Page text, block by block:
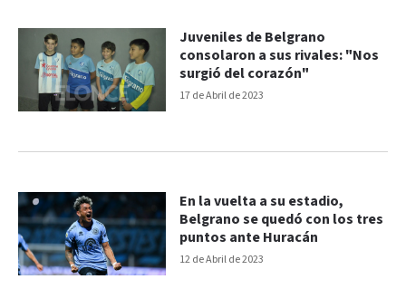
17 de Abril de 2023
Juveniles de Belgrano
consolaron a sus rivales: "Nos
surgió del corazón"
12 de Abril de 2023
En la vuelta a su estadio,
Belgrano se quedó con los tres
puntos ante Huracán